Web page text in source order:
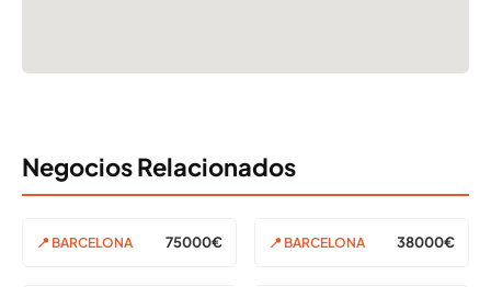
Negocios Relacionados
📍 BARCELONA 75000€ 📍 BARCELONA 38000€